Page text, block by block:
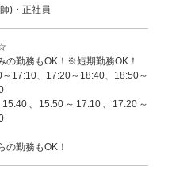
)・正社員
の勤務もOK！※短期勤務OK！
～17:10、17:20～18:40、18:50～
、15:50～17:10、17:20～
勤務もOK！